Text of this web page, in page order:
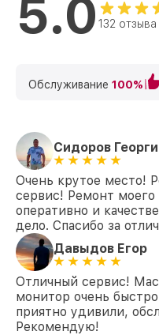
5.0 132
Обслуживание 100%
Сидоров
Очень крутое место!
сервис! Ремонт
оперативно и
дело. Спасибо за
Давыдов Егор
Отличный сервис!
монитор очень
приятно удивили,
Рекомендую!